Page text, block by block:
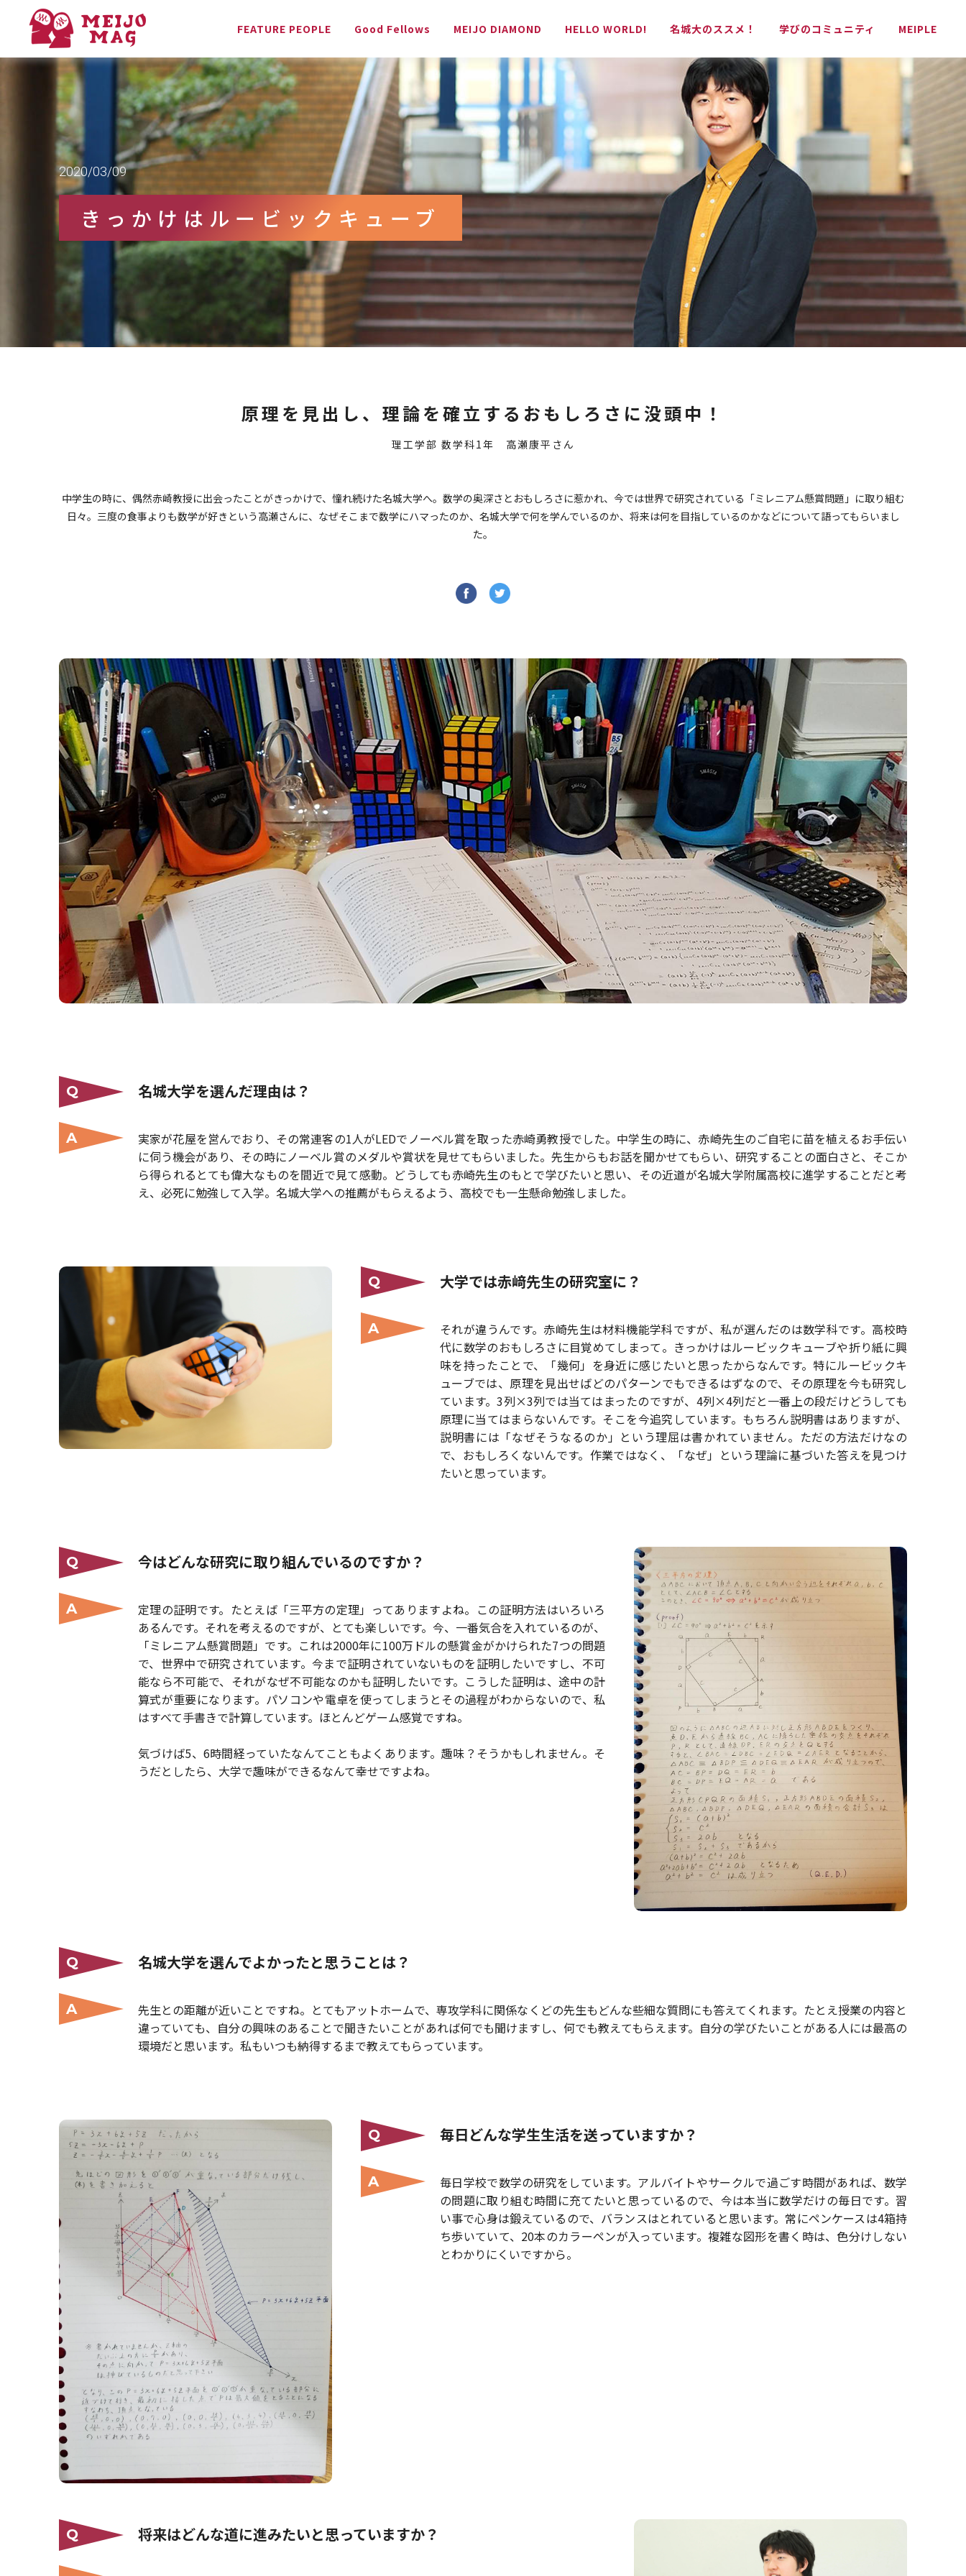
FEATURE PEOPLE Good Fellows MEIJO DIAMOND HELLO WORLD! 名城大のススメ！ 学びのコミュニティ MEIPLE
2020/03/09
きっかけはルービックキューブ
原理を見出し、理論を確立するおもしろさに没頭中！
理工学部 数学科1年 高瀬康平さん
中学生の時に、偶然赤崎教授に出会ったことがきっかけで、憧れ続けた名城大学へ。数学の奥深さとおもしろさに惹かれ、今では世界で研究されている「ミレニアム懸賞問題」に取り組む
日々。三度の食事よりも数学が好きという高瀬さんに、なぜそこまで数学にハマったのか、名城大学で何を学んでいるのか、将来は何を目指しているのかなどについて語ってもらいまし
た。
Q 名城大学を選んだ理由は？
A
実家が花屋を営んでおり、その常連客の1人がLEDでノーベル賞を取った赤崎勇教授でした。中学生の時に、赤崎先生のご自宅に苗を植えるお手伝い
に伺う機会があり、その時にノーベル賞のメダルや賞状を見せてもらいました。先生からもお話を聞かせてもらい、研究することの面白さと、そこか
ら得られるとても偉大なものを間近で見て感動。どうしても赤崎先生のもとで学びたいと思い、その近道が名城大学附属高校に進学することだと考
え、必死に勉強して入学。名城大学への推薦がもらえるよう、高校でも一生懸命勉強しました。
Q 大学では赤﨑先生の研究室に？
A
それが違うんです。赤崎先生は材料機能学科ですが、私が選んだのは数学科です。高校時
代に数学のおもしろさに目覚めてしまって。きっかけはルービックキューブや折り紙に興
味を持ったことで、「幾何」を身近に感じたいと思ったからなんです。特にルービックキ
ューブでは、原理を見出せばどのパターンでもできるはずなので、その原理を今も研究し
ています。3列×3列では当てはまったのですが、4列×4列だと一番上の段だけどうしても
原理に当てはまらないんです。そこを今追究しています。もちろん説明書はありますが、
説明書には「なぜそうなるのか」という理屈は書かれていません。ただの方法だけなの
で、おもしろくないんです。作業ではなく、「なぜ」という理論に基づいた答えを見つけ
たいと思っています。
Q 今はどんな研究に取り組んでいるのですか？
A
定理の証明です。たとえば「三平方の定理」ってありますよね。この証明方法はいろいろ
あるんです。それを考えるのですが、とても楽しいです。今、一番気合を入れているのが、
「ミレニアム懸賞問題」です。これは2000年に100万ドルの懸賞金がかけられた7つの問題
で、世界中で研究されています。今まで証明されていないものを証明したいですし、不可
能なら不可能で、それがなぜ不可能なのかも証明したいです。こうした証明は、途中の計
算式が重要になります。パソコンや電卓を使ってしまうとその過程がわからないので、私
はすべて手書きで計算しています。ほとんどゲーム感覚ですね。
気づけば5、6時間経っていたなんてこともよくあります。趣味？そうかもしれません。そ
うだとしたら、大学で趣味ができるなんて幸せですよね。
Q 名城大学を選んでよかったと思うことは？
A
先生との距離が近いことですね。とてもアットホームで、専攻学科に関係なくどの先生もどんな些細な質問にも答えてくれます。たとえ授業の内容と
違っていても、自分の興味のあることで聞きたいことがあれば何でも聞けますし、何でも教えてもらえます。自分の学びたいことがある人には最高の
環境だと思います。私もいつも納得するまで教えてもらっています。
Q 毎日どんな学生生活を送っていますか？
A
毎日学校で数学の研究をしています。アルバイトやサークルで過ごす時間があれば、数学
の問題に取り組む時間に充てたいと思っているので、今は本当に数学だけの毎日です。習
い事で心身は鍛えているので、バランスはとれていると思います。常にペンケースは4箱持
ち歩いていて、20本のカラーペンが入っています。複雑な図形を書く時は、色分けしない
とわかりにくいですから。
Q 将来はどんな道に進みたいと思っていますか？